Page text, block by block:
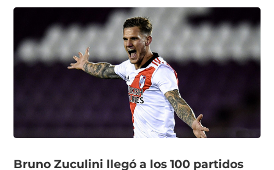
Bruno Zuculini llegó a los 100 partidos